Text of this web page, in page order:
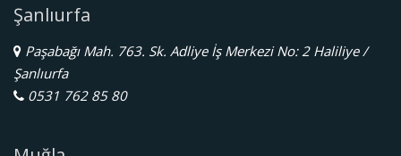
Şanlıurfa
Paşabağı Mah. 763. Sk. Adliye İş Merkezi No: 2 Haliliye /
Şanlıurfa
0531 762 85 80